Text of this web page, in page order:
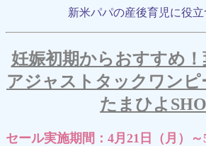
新米パパの産後育児に役
妊娠初期からおすすめ
アジャストタックワンピ
たまひよ
セール実施期間：4月21日（月）